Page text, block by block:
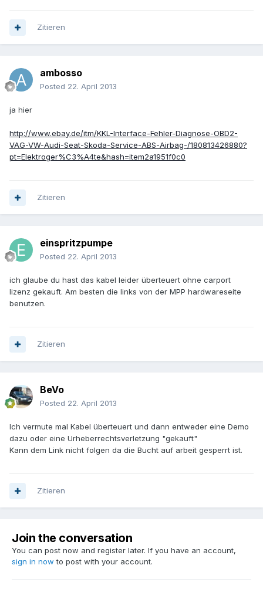
Zitieren
ambosso
Posted 22. April 2013
ja hier
http://www.ebay.de/itm/KKL-Interface-Fehler-Diagnose-OBD2-
VAG-VW-Audi-Seat-Skoda-Service-ABS-Airbag-/180813426880?
pt=Elektroger%C3%A4te&hash=item2a1951f0c0
Zitieren
einspritzpumpe
Posted 22. April 2013
ich glaube du hast das kabel leider überteuert ohne carport
lizenz gekauft. Am besten die links von der MPP hardwareseite
benutzen.
Zitieren
BeVo
Posted 22. April 2013
Ich vermute mal Kabel überteuert und dann entweder eine Demo
dazu oder eine Urheberrechtsverletzung "gekauft"
Kann dem Link nicht folgen da die Bucht auf arbeit gesperrt ist.
Zitieren
Join the conversation
You can post now and register later. If you have an account,
sign in now to post with your account.